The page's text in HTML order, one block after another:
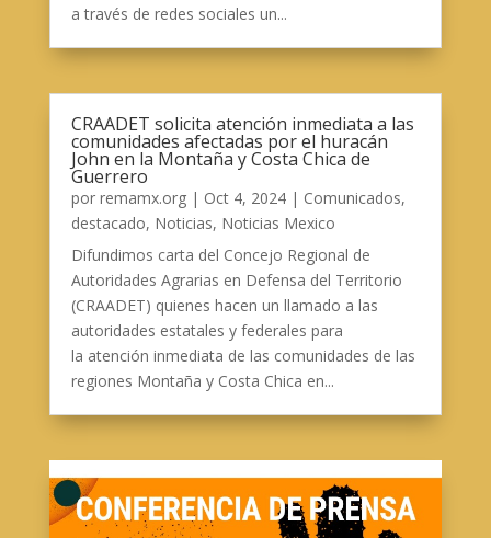
a través de redes sociales un...
CRAADET solicita atención inmediata a las
comunidades afectadas por el huracán
John en la Montaña y Costa Chica de
Guerrero
por remamx.org| Oct 4, 2024| Comunicados,
destacado, Noticias, Noticias Mexico
Difundimos carta del Concejo Regional de
Autoridades Agrarias en Defensa del Territorio
(CRAADET) quienes hacen un llamado a las
autoridades estatales y federales para
la atención inmediata de las comunidades de las
regiones Montaña y Costa Chica en...